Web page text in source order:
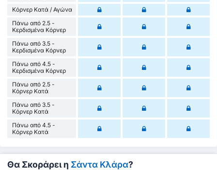
Κόρνερ Κατά / Αγώνα
Πάνω από 2.5 -
Κερδισμένα Κόρνερ
Πάνω από 3.5 -
Κερδισμένα Κόρνερ
Πάνω από 4.5 -
Κερδισμένα Κόρνερ
Πάνω από 2.5 -
Κόρνερ Κατά
Πάνω από 3.5 -
Κόρνερ Κατά
Πάνω από 4.5 -
Κόρνερ Κατά
Θα Σκοράρει η Σάντα Κλάρα?